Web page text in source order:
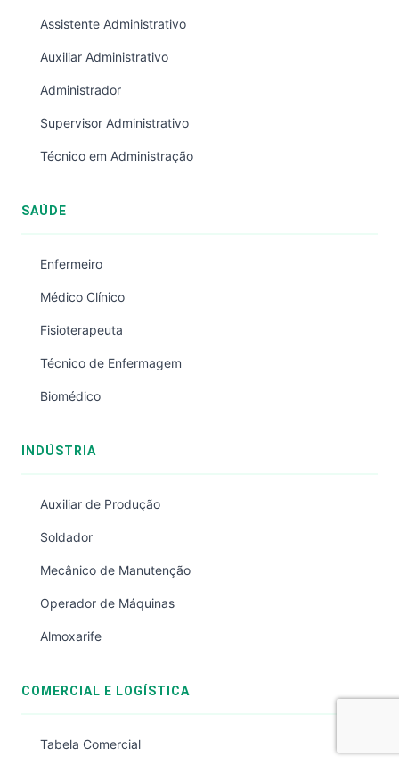
Assistente Administrativo
Auxiliar Administrativo
Administrador
Supervisor Administrativo
Técnico em Administração
SAÚDE
Enfermeiro
Médico Clínico
Fisioterapeuta
Técnico de Enfermagem
Biomédico
INDÚSTRIA
Auxiliar de Produção
Soldador
Mecânico de Manutenção
Operador de Máquinas
Almoxarife
COMERCIAL E LOGÍSTICA
Tabela Comercial